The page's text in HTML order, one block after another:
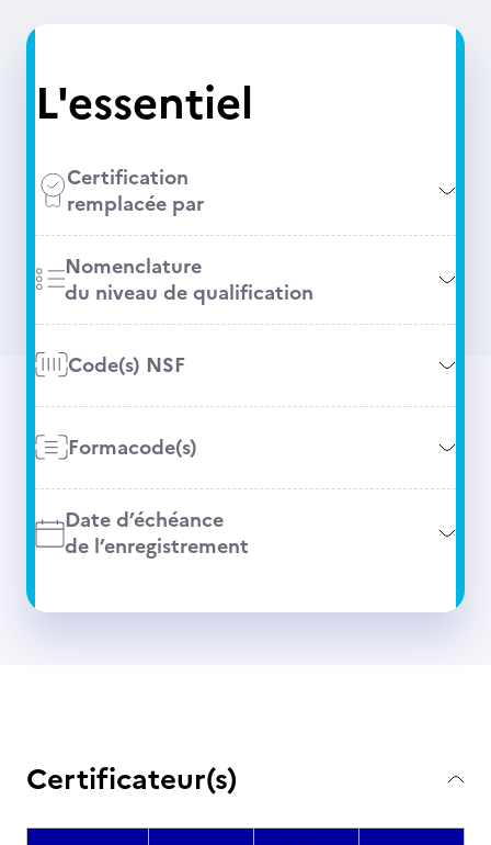
L'essentiel
Certification
remplacée par
Nomenclature
du niveau de qualification
Code(s) NSF
Formacode(s)
Date d’échéance
de l’enregistrement
Certificateur(s)